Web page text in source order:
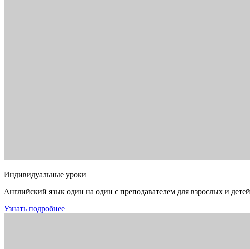
Индивидуальные уроки
Английский язык один на один с преподавателем для взрослых и детей
Узнать подробнее